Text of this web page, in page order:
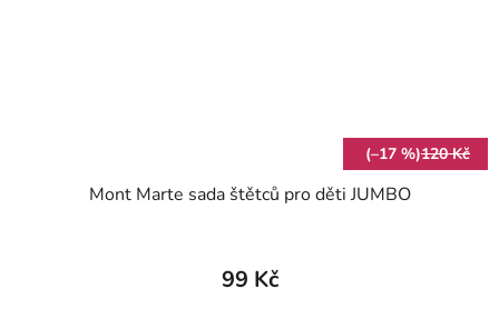
(–17 %)120 Kč
Mont Marte sada štětců pro děti JUMBO
99 Kč